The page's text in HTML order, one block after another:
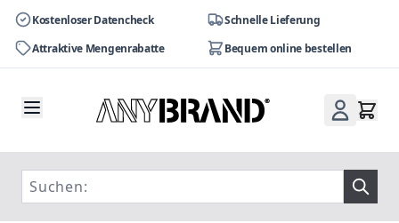
Kostenloser Datencheck
Schnelle Lieferung
Attraktive Mengenrabatte
Bequem online bestellen